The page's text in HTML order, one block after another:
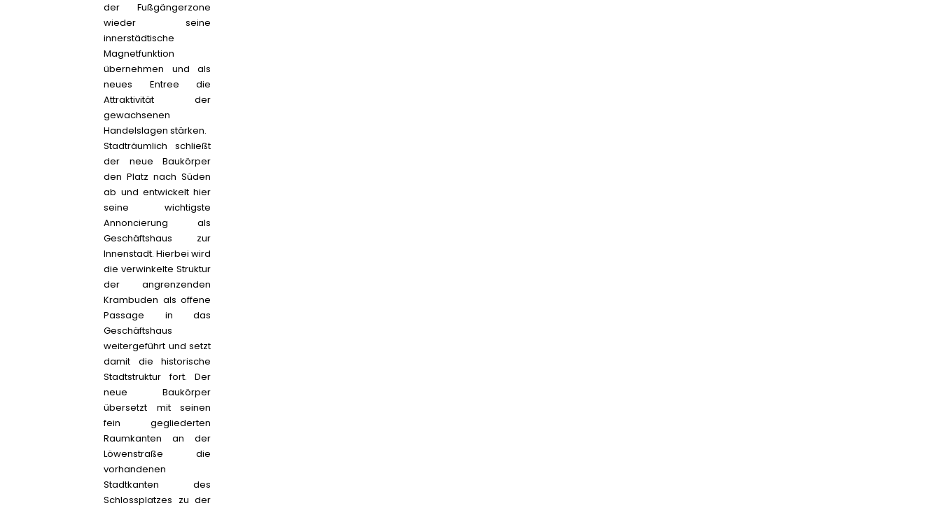
der Fußgängerzone
wieder seine
innerstädtische
Magnetfunktion
übernehmen und als
neues Entree die
Attraktivität der
gewachsenen
Handelslagen stärken.
Stadträumlich schließt
der neue Baukörper
den Platz nach Süden
ab und entwickelt hier
seine wichtigste
Annoncierung als
Geschäftshaus zur
Innenstadt. Hierbei wird
die verwinkelte Struktur
der angrenzenden
Krambuden als offene
Passage in das
Geschäftshaus
weitergeführt und setzt
damit die historische
Stadtstruktur fort. Der
neue Baukörper
übersetzt mit seinen
fein gegliederten
Raumkanten an der
Löwenstraße die
vorhandenen
Stadtkanten des
Schlossplatzes zu der